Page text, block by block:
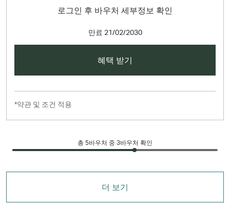
로그인 후 바우처 세부정보 확인
만료 21/02/2030
혜택 받기
*약관 및 조건 적용
총 5바우처 중 3바우처 확인
더 보기